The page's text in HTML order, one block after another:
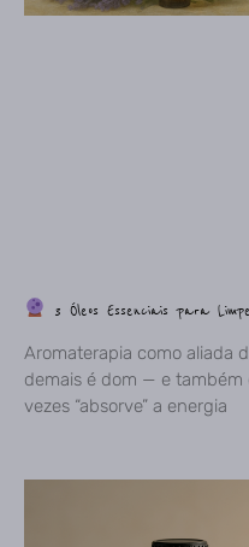
3 Óleos Essenciais para
Aromaterapia como aliada
demais é dom — e também
vezes “absorve” a energia